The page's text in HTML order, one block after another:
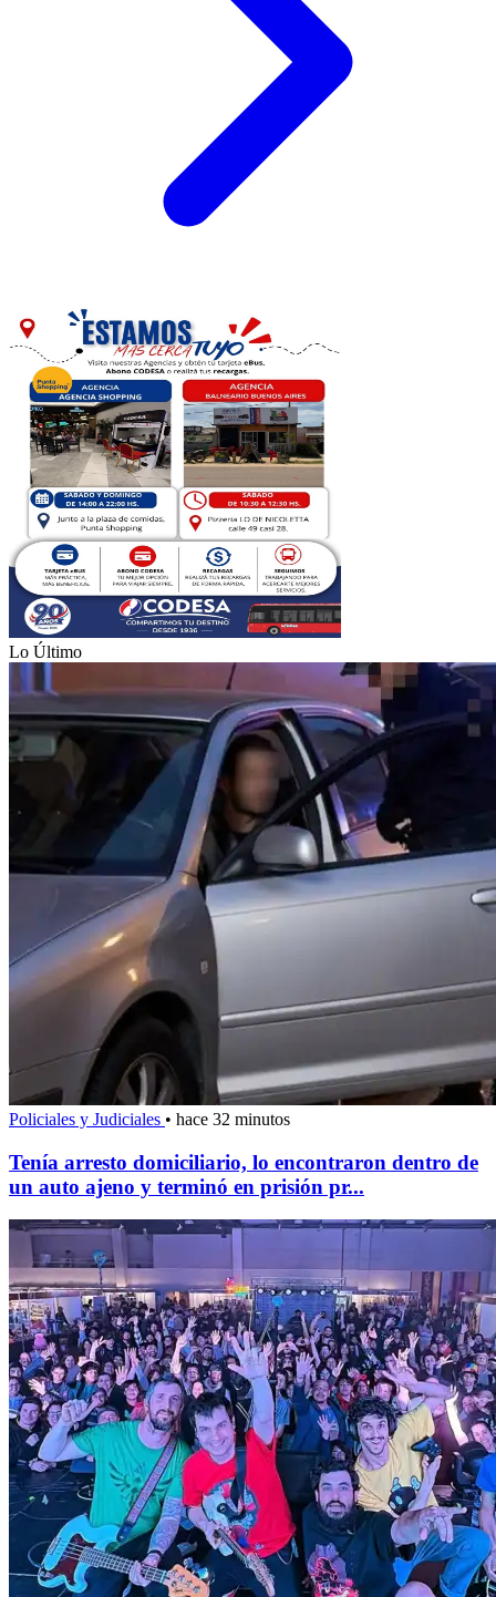
Lo Último
Policiales y Judiciales • hace 32 minutos
Tenía arresto domiciliario, lo encontraron dentro de
un auto ajeno y terminó en prisión pr...